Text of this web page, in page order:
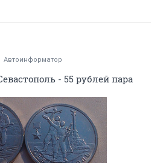
Автоинформатор
- 55 рублей пара